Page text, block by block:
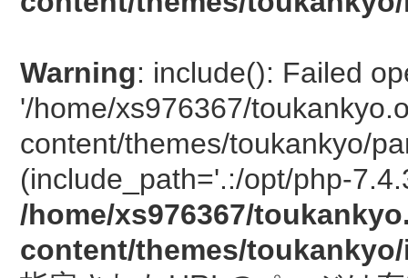
Warning: include(): Failed
'/home/xs976367/
content/themes/toukankyo/
(include_path='.:/opt/php-
/home/xs976367/
content/themes/